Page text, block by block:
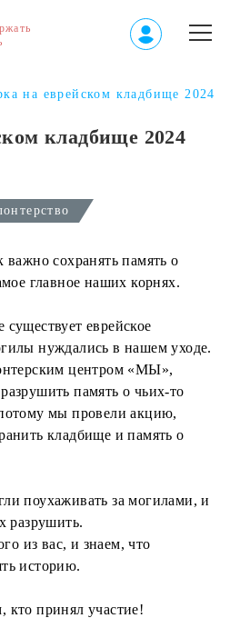
на еврейском кладбище 2024
кладбище 2024
сохранять память о
главное наших корнях.
еврейское
нуждались в нашем уходе.
центром «МЫ»,
память о чьих-то
мы провели акцию,
кладбище и память о
поухаживать за могилами, и
разрушить.
из вас, и знаем, что
историю.
принял участие!